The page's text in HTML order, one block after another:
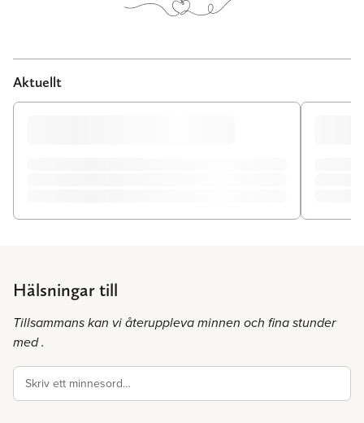
Aktuellt
Hälsningar till
Tillsammans kan vi återuppleva minnen och fina stunder
med .
Skriv ett minnesord…